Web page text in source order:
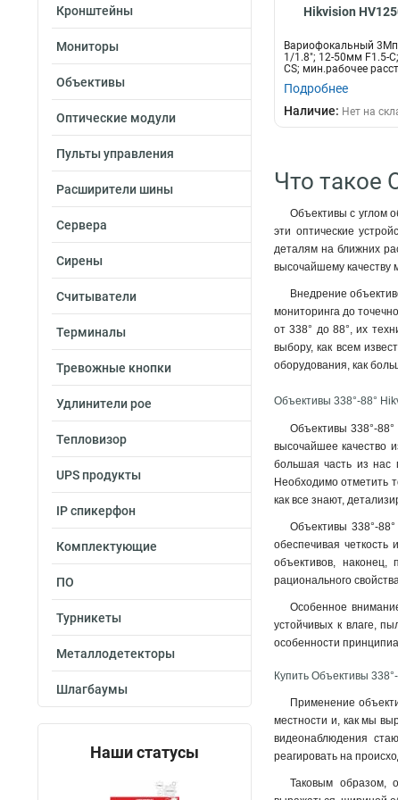
Кронштейны
Мониторы
Объективы
Оптические модули
Пульты управления
Расширители шины
Сервера
Сирены
Считыватели
Терминалы
Тревожные кнопки
Удлинители poe
Тепловизор
UPS продукты
IP спикерфон
Комплектующие
ПО
Турникеты
Металлодетекторы
Шлагбаумы
Наши статусы
Hikvision
Вариофокальный 3Мп
1/1.8"; 12-50мм F1.5-
CS; мин.рабочее
Подробнее
Наличие: Нет на
Что такое
Объективы с углом
эти оптические
деталям на ближних
высочайшему качеству
Внедрение
мониторинга до
от 338° до 88°, их
выбору, как всем
оборудования, как
Объективы 338°-88°
Объективы 338°-
высочайшее качество
большая часть из нас
Необходимо отметить
как все знают,
Объективы 338°-
обеспечивая
объективов,
рационального
Особенное
устойчивых к влаге,
особенности
Купить Объективы
Применение
местности и, как мы
видеонаблюдения
реагировать на
Таковым образом,